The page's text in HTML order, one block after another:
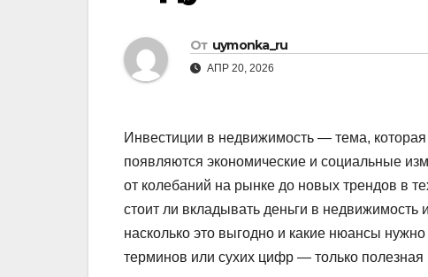
От uymonka_ru
АПР 20, 2026
Инвестиции в недвижимость — тема, которая
появляются экономические и социальные
от колебаний на рынке до новых трендов в
стоит ли вкладывать деньги в недвижимость
насколько это выгодно и какие нюансы
терминов или сухих цифр — только